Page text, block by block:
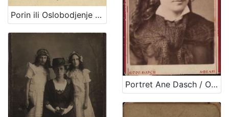
Porin ili Oslobodjenje Hrvata ispod franačkog jarma : junačka opera u 5 čina / Uglazbio Vatroslav Lisinski ; [libreto] dr. Dimitrije Demeter ; glasovirsku udesbu složio Srećko Albini
Portret Ane Dasch / Otto Dasch